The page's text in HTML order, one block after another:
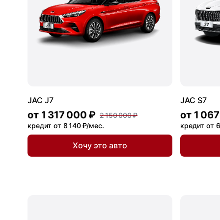
JAC J7
от 1 317 000 ₽ 2 150 000 ₽
кредит от 8 140 ₽/мес.
Хочу это авто
JAC S7
от 1
кредит от